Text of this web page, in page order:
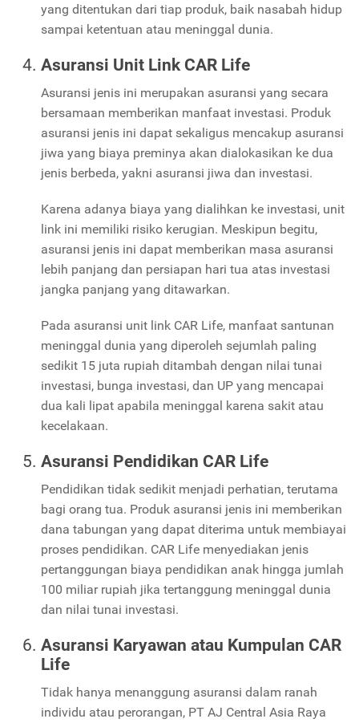
yang ditentukan dari tiap produk, baik nasabah hidup
sampai ketentuan atau meninggal dunia.
Asuransi Unit Link CAR Life
Asuransi jenis ini merupakan asuransi yang secara
bersamaan memberikan manfaat investasi. Produk
asuransi jenis ini dapat sekaligus mencakup asuransi
jiwa yang biaya preminya akan dialokasikan ke dua
jenis berbeda, yakni asuransi jiwa dan investasi.
Karena adanya biaya yang dialihkan ke investasi, unit
link ini memiliki risiko kerugian. Meskipun begitu,
asuransi jenis ini dapat memberikan masa asuransi
lebih panjang dan persiapan hari tua atas investasi
jangka panjang yang ditawarkan.
Pada asuransi unit link CAR Life, manfaat santunan
meninggal dunia yang diperoleh sejumlah paling
sedikit 15 juta rupiah ditambah dengan nilai tunai
investasi, bunga investasi, dan UP yang mencapai
dua kali lipat apabila meninggal karena sakit atau
kecelakaan.
Asuransi Pendidikan CAR Life
Pendidikan tidak sedikit menjadi perhatian, terutama
bagi orang tua. Produk asuransi jenis ini memberikan
dana tabungan yang dapat diterima untuk membiayai
proses pendidikan. CAR Life menyediakan jenis
pertanggungan biaya pendidikan anak hingga jumlah
100 miliar rupiah jika tertanggung meninggal dunia
dan nilai tunai investasi.
Asuransi Karyawan atau Kumpulan CAR
Life
Tidak hanya menanggung asuransi dalam ranah
individu atau perorangan, PT AJ Central Asia Raya